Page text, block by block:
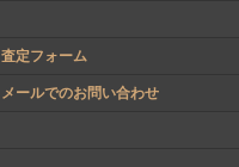
査定フォーム
メールでのお問い合わせ